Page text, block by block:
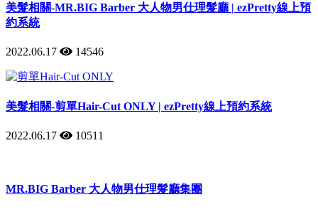
美髮相關-MR.BIG Barber 大人物男仕理髮廳 | ezPretty線上預
約系統
2022.06.17 14546
美髮相關-剪單Hair-Cut ONLY | ezPretty線上預約系統
2022.06.17 10511
MR.BIG Barber 大人物男仕理髮廳集團